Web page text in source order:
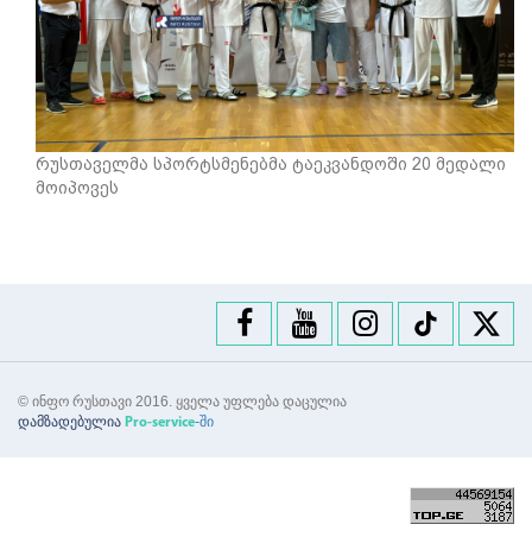
რუსთაველმა სპორტსმენებმა ტაეკვანდოში 20 მედალი
მოიპოვეს
© ინფო რუსთავი 2016. ყველა უფლება დაცულია
დამზადებულია Pro-service-ში